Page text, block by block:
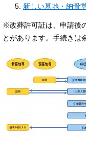
新しい墓地・納骨
※改葬許可証は、申請後
とがあります。手続きは